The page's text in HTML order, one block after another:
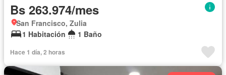
Bs 263.974/mes
San Francisco, Zulia
1 Habitación
1 Baño
Hace 1 día, 2 horas